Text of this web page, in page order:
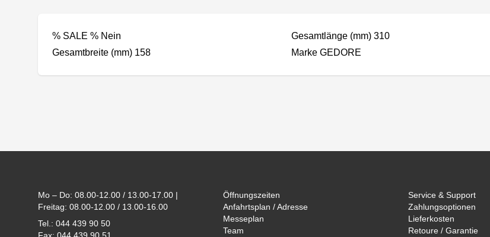
% SALE % Nein
Gesamtbreite (mm) 158
Gesamtlänge (mm) 310
Marke GEDORE
Mo – Do: 08.00-12.00 / 13.00-17.00 |
Freitag: 08.00-12.00 / 13.00-16.00
Tel.: 044 439 90 50
Öffnungszeiten
Anfahrtsplan / Adresse
Messeplan
Team
Service & Support
Zahlungsoptionen
Lieferkosten
Retoure / Garantie